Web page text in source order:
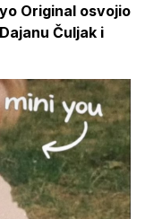
Original osvojio
Čuljak i